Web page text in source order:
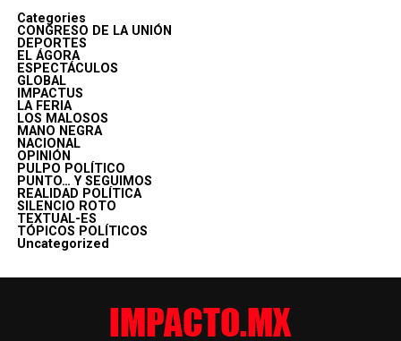
Categories
CONGRESO DE LA UNIÓN
DEPORTES
EL ÁGORA
ESPECTÁCULOS
GLOBAL
IMPACTUS
LA FERIA
LOS MALOSOS
MANO NEGRA
NACIONAL
OPINIÓN
PULPO POLÍTICO
PUNTO… Y SEGUIMOS
REALIDAD POLÍTICA
SILENCIO ROTO
TEXTUAL-ES
TÓPICOS POLÍTICOS
Uncategorized